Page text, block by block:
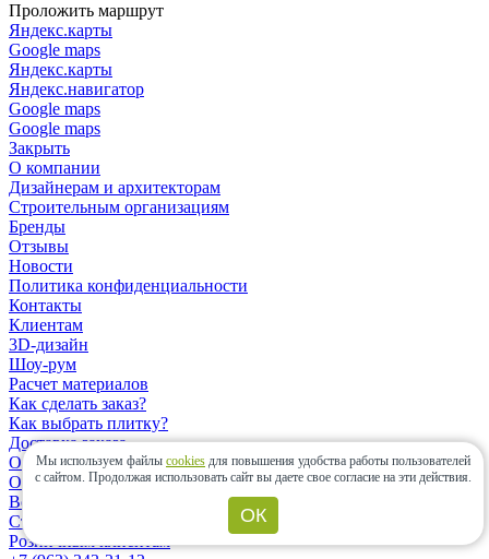
Проложить маршрут
Яндекс.карты
Google maps
Яндекс.карты
Яндекс.навигатор
Google maps
Google maps
Закрыть
О компании
Дизайнерам и архитекторам
Строительным организациям
Бренды
Отзывы
Новости
Политика конфиденциальности
Контакты
Клиентам
3D-дизайн
Шоу-рум
Расчет материалов
Как сделать заказ?
Как выбрать плитку?
Доставка заказа
Оплата заказа
Оплата банковской картой онлайн
Возврат заказа
Статьи
Розничным клиентам
Мы используем файлы cookies для повышения удобства работы пользователей
с сайтом. Продолжая использовать сайт вы даете свое согласие на эти действия.
ОК